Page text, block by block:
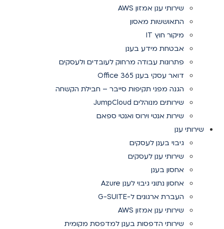
שירותי ענן אמזון AWS
התאוששות מאסון
מיקור חוץ IT
אבטחת מידע בענן
פתרונות עבודה מרחוק לעובדים ולעסקים
דואר עסקי בענן Office 365
הגנה מפני תקיפות סייבר – חבילת הקשחה
שירותים מנוהלים JumpCloud
שירות אנטי וירוס ואנטי ספאם
שירותי ענן
גיבוי בענן לעסקים
שירותי ענן לעסקים
אחסון בענן
אחסון נתוני גיבוי לענן Azure
העברת ארגונים ל-G-SUITE
שירותי ענן אמזון AWS
שירותי הדפסות בענן למדפסת מקומית